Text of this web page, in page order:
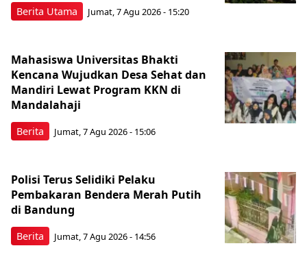
Berita Utama Jumat, 7 Agu 2026 - 15:20
Berita
Mahasiswa Universitas Bhakti
Kencana Wujudkan Desa Sehat dan
Mandiri Lewat Program KKN di
Mandalahaji
Jumat, 7 Agu 2026 - 15:06
Berita
Polisi Terus Selidiki Pelaku
Pembakaran Bendera Merah Putih
di Bandung
Jumat, 7 Agu 2026 - 14:56